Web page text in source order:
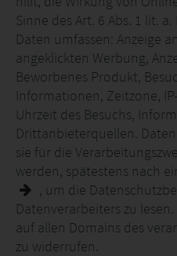
Sinne des Art. 6 Abs. 1 lit.
Daten umfassen: Anzeige
angeklickten Werbung,
Beworbenes Produkt,
Informationen, Zeitzone,
Uhrzeit des Besuchs,
Drittanbieterquellen.
sie für die
werden, spätestens nach
, um die
Datenverarbeiters zu lesen.
auf allen Domains des
zu widerrufen.